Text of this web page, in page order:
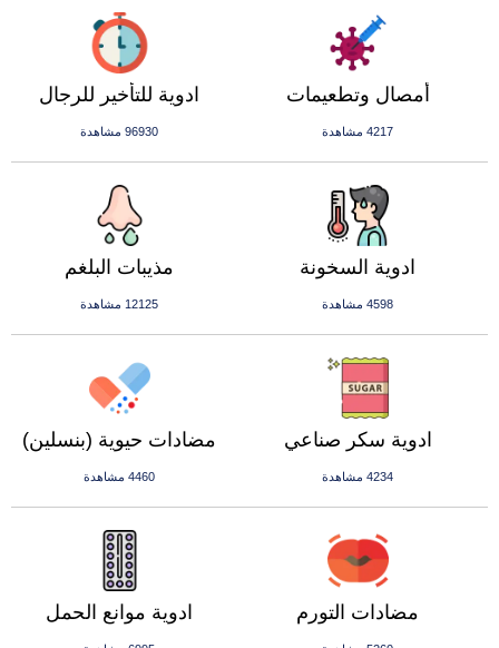
ادوية للتأخير للرجال
96930 مشاهدة
أمصال وتطعيمات
4217 مشاهدة
مذيبات البلغم
12125 مشاهدة
ادوية السخونة
4598 مشاهدة
مضادات حيوية (بنسلين)
4460 مشاهدة
ادوية سكر صناعي
4234 مشاهدة
ادوية موانع الحمل مضادات التورم